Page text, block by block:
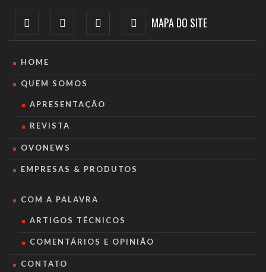
MAPA DO SITE
HOME
QUEM SOMOS
APRESENTAÇÃO
REVISTA
OVONEWS
EMPRESAS & PRODUTOS
COM A PALAVRA
ARTIGOS TÉCNICOS
COMENTÁRIOS E OPINIÃO
CONTATO